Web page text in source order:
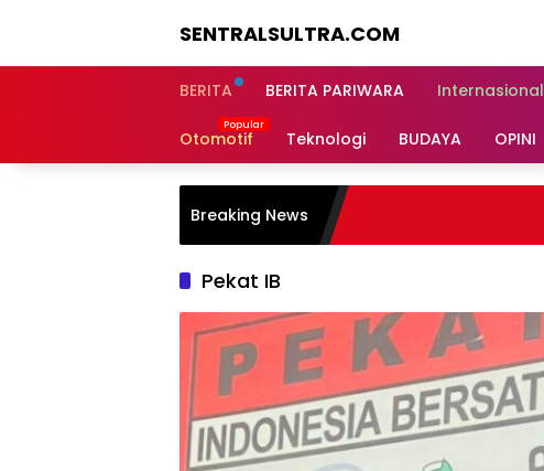
SENTRALSULTRA.COM
BERITA BERITA PARIWARA Internasional
Otomotif Teknologi BUDAYA OPINI
Breaking News
Pekat IB